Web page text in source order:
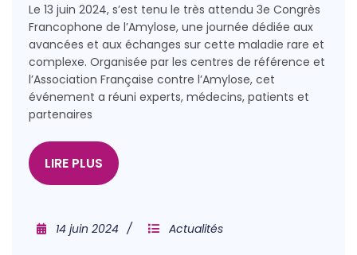
Le 13 juin 2024, s’est tenu le très attendu 3e Congrès
Francophone de l’Amylose, une journée dédiée aux
avancées et aux échanges sur cette maladie rare et
complexe. Organisée par les centres de référence et
l’Association Française contre l’Amylose, cet
événement a réuni experts, médecins, patients et
partenaires
LIRE PLUS
14 juin 2024 Actualités